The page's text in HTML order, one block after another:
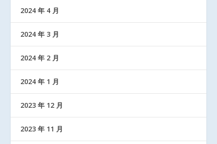
2024 年 4 月
2024 年 3 月
2024 年 2 月
2024 年 1 月
2023 年 12 月
2023 年 11 月